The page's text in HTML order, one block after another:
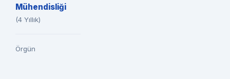
Mühendisliği
(4 Yıllık)
Örgün